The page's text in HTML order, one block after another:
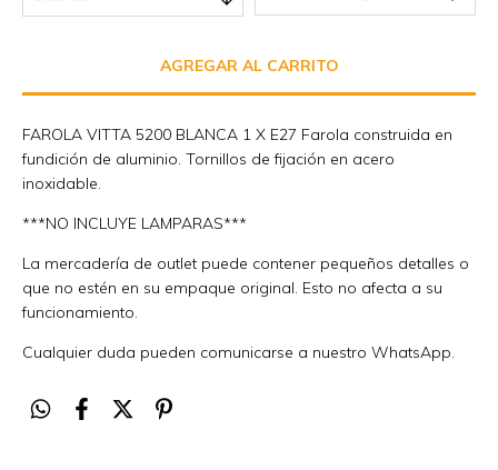
FAROLA VITTA 5200 BLANCA 1 X E27 Farola construida en
fundición de aluminio. Tornillos de fijación en acero
inoxidable.
***NO INCLUYE LAMPARAS***
La mercadería de outlet puede contener pequeños detalles o
que no estén en su empaque original. Esto no afecta a su
funcionamiento.
Cualquier duda pueden comunicarse a nuestro WhatsApp.